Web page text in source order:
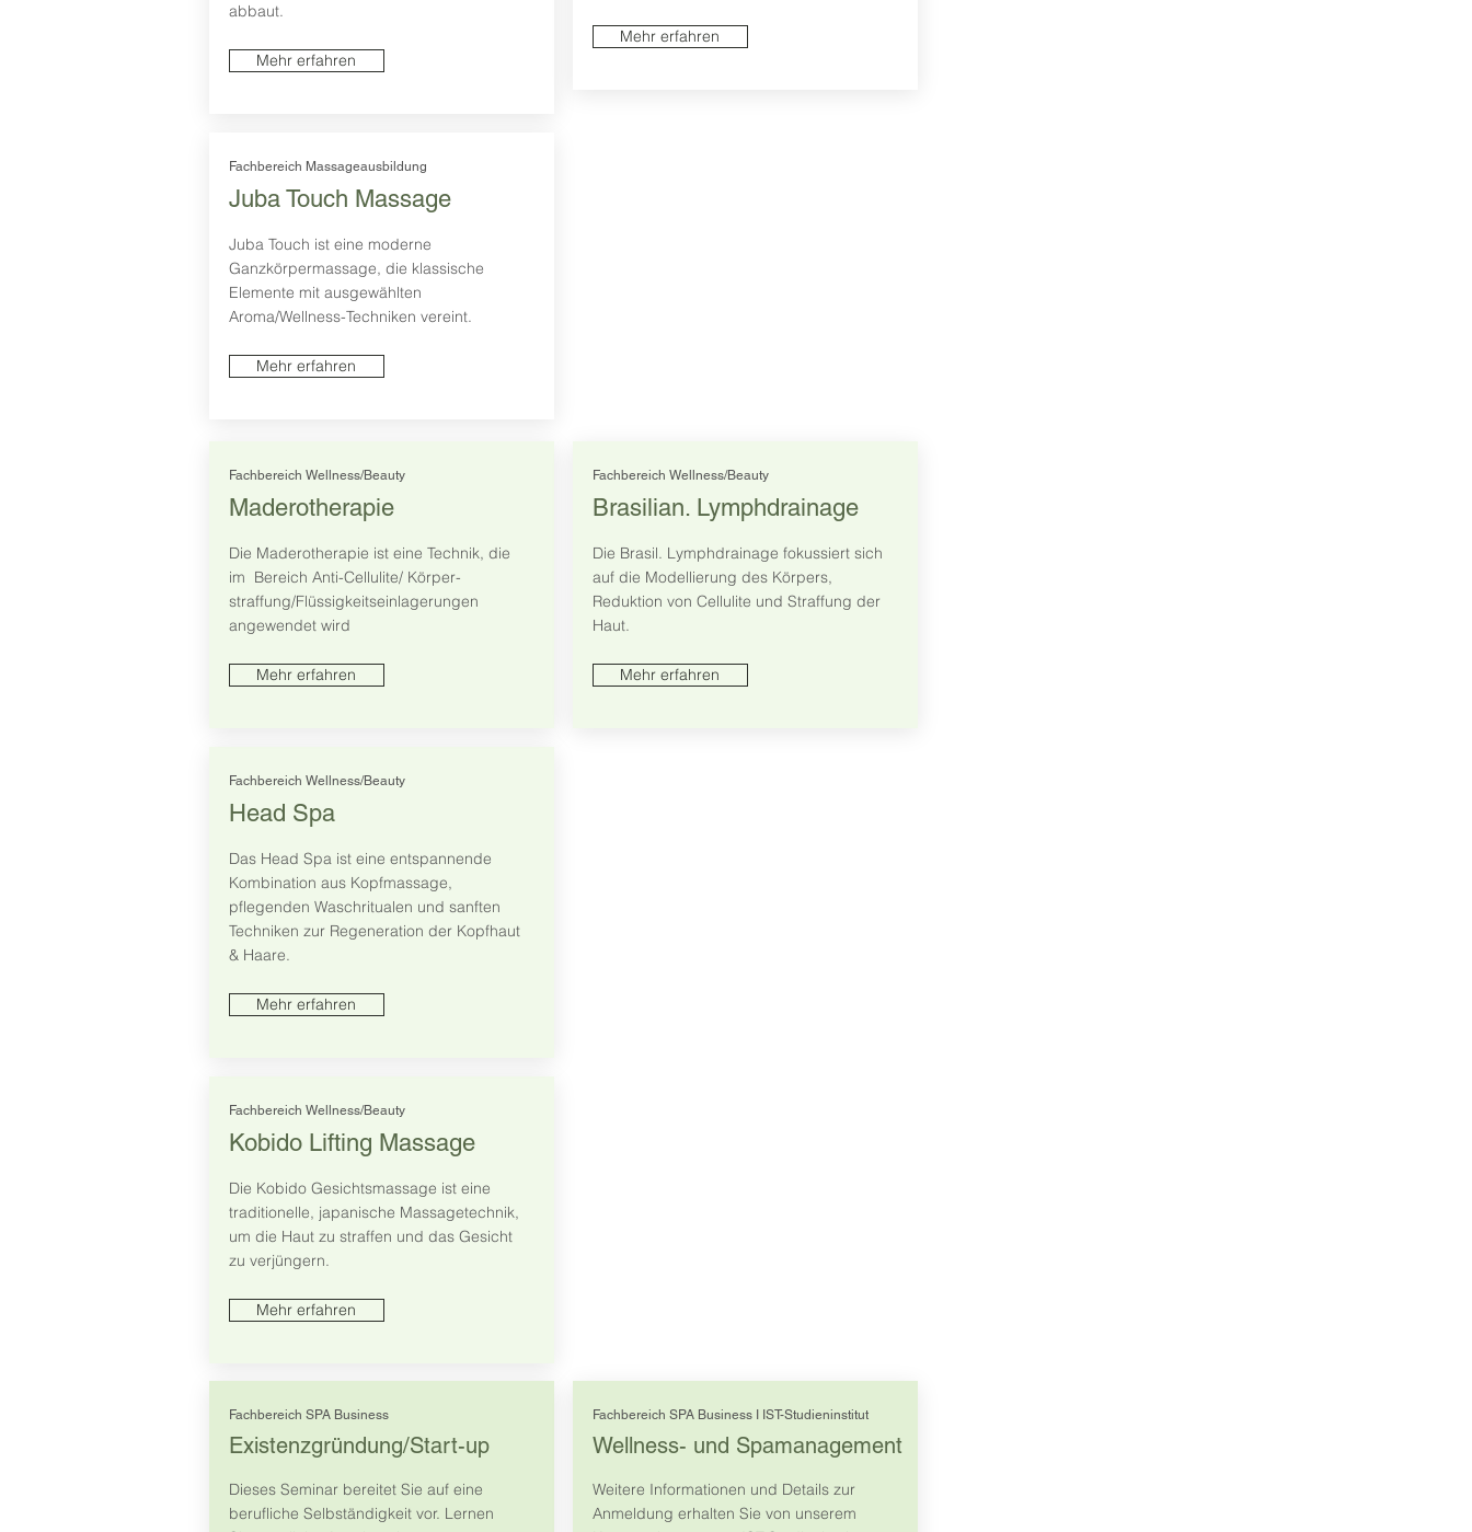
abbaut.
Mehr erfahren
Mehr erfahren
Fachbereich Massageausbildung
Juba Touch Massage
Juba Touch ist eine moderne
Ganzkörpermassage, die klassische
Elemente mit ausgewählten
Aroma/Wellness-Techniken vereint.
Mehr erfahren
Fachbereich Wellness/Beauty
Maderotherapie
Die Maderotherapie ist eine Technik, die
im Bereich Anti-Cellulite/ Körper-
straffung/Flüssigkeitseinlagerungen
angewendet wird
Mehr erfahren
Fachbereich Wellness/Beauty
Head Spa
Das Head Spa ist eine entspannende
Kombination aus Kopfmassage,
pflegenden Waschritualen und sanften
Techniken zur Regeneration der Kopfhaut
& Haare.
Mehr erfahren
Fachbereich Wellness/Beauty
Brasilian. Lymphdrainage
Die Brasil. Lymphdrainage fokussiert sich
auf die Modellierung des Körpers,
Reduktion von Cellulite und Straffung der
Haut.
Mehr erfahren
Fachbereich Wellness/Beauty
Kobido Lifting Massage
Die Kobido Gesichtsmassage ist eine
traditionelle, japanische Massagetechnik,
um die Haut zu straffen und das Gesicht
zu verjüngern.
Mehr erfahren
Fachbereich SPA Business
Existenzgründung/Start-up
Dieses Seminar bereitet Sie auf eine
berufliche Selbständigkeit vor. Lernen
Fachbereich SPA Business I IST-Studieninstitut
Wellness- und Spamanagement
Weitere Informationen und Details zur
Anmeldung erhalten Sie von unserem